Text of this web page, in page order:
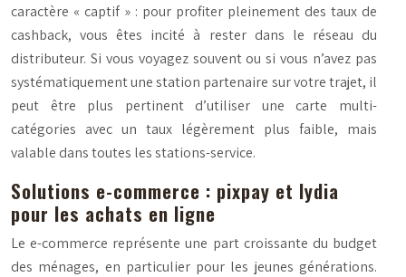
caractère « captif » : pour profiter pleinement des taux de
cashback, vous êtes incité à rester dans le réseau du
distributeur. Si vous voyagez souvent ou si vous n’avez pas
systématiquement une station partenaire sur votre trajet, il
peut être plus pertinent d’utiliser une carte multi-
catégories avec un taux légèrement plus faible, mais
valable dans toutes les stations-service.
Solutions e-commerce : pixpay et lydia
pour les achats en ligne
Le e-commerce représente une part croissante du budget
des ménages, en particulier pour les jeunes générations.